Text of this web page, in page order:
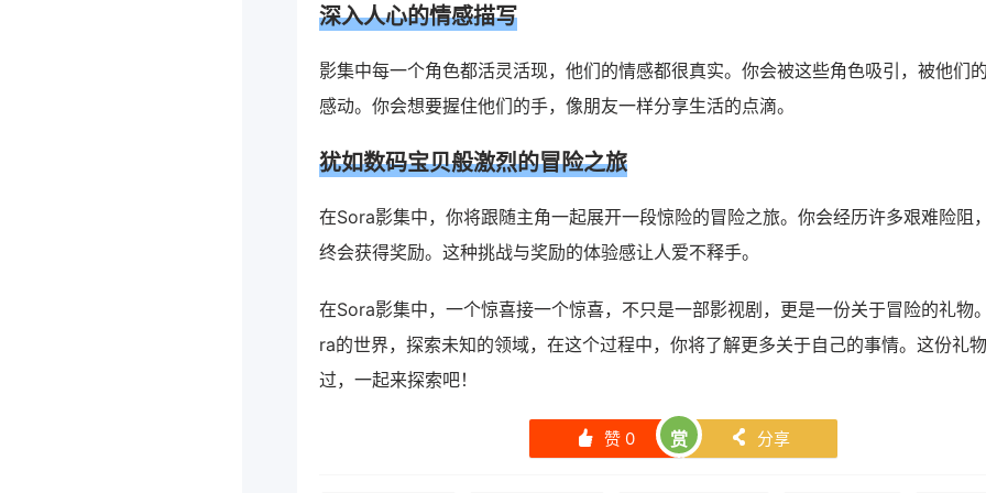
深入人心的情感描写
影集中每一个角色都活灵活现，他们的情感都很真实。你会被这些角色吸引，被他们
感动。你会想要握住他们的手，像朋友一样分享生活的点滴。
犹如数码宝贝般激烈的冒险之旅
在Sora影集中，你将跟随主角一起展开一段惊险的冒险之旅。你会经历许多艰难险阻
终会获得奖励。这种挑战与奖励的体验感让人爱不释手。
在Sora影集中，一个惊喜接一个惊喜，不只是一部影视剧，更是一份关于冒险的礼物
ra的世界，探索未知的领域，在这个过程中，你将了解更多关于自己的事情。这份礼
过，一起来探索吧！
󰄼 赞 0 赏 󰄯 分享